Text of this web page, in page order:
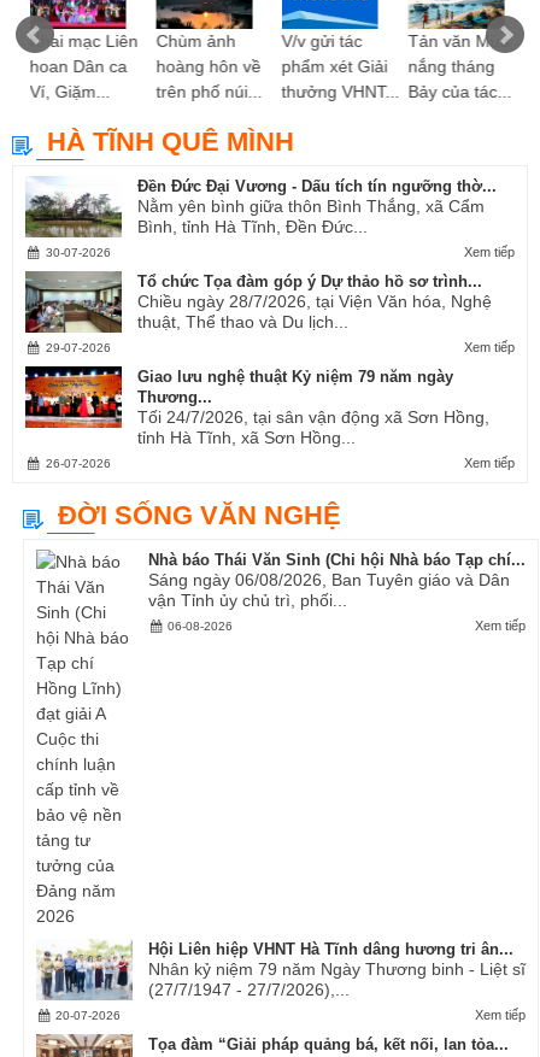
Khai mạc Liên
hoan Dân ca
Ví, Giặm...
Chùm ảnh
hoàng hôn về
trên phố núi...
V/v gửi tác
phẩm xét Giải
thưởng VHNT...
Tản văn Mùa
nắng tháng
Bảy của tác...
HÀ TĨNH QUÊ MÌNH
Đền Đức Đại Vương - Dấu tích tín ngưỡng thờ...
Nằm yên bình giữa thôn Bình Thắng, xã Cẩm
Bình, tỉnh Hà Tĩnh, Đền Đức...
Xem tiếp
30-07-2026
Tổ chức Tọa đàm góp ý Dự thảo hồ sơ trình...
Chiều ngày 28/7/2026, tại Viện Văn hóa, Nghệ
thuật, Thể thao và Du lịch...
Xem tiếp
29-07-2026
Giao lưu nghệ thuật Kỷ niệm 79 năm ngày
Thương...
Tối 24/7/2026, tại sân vận động xã Sơn Hồng,
tỉnh Hà Tĩnh, xã Sơn Hồng...
Xem tiếp
26-07-2026
ĐỜI SỐNG VĂN NGHỆ
Nhà báo Thái Văn Sinh (Chi hội Nhà báo Tạp chí...
Sáng ngày 06/08/2026, Ban Tuyên giáo và Dân
vận Tỉnh ủy chủ trì, phối...
Xem tiếp
06-08-2026
Hội Liên hiệp VHNT Hà Tĩnh dâng hương tri ân...
Nhân kỷ niệm 79 năm Ngày Thương binh - Liệt sĩ
(27/7/1947 - 27/7/2026),...
Xem tiếp
20-07-2026
Tọa đàm “Giải pháp quảng bá, kết nối, lan tỏa...